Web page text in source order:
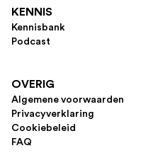
KENNIS
Kennisbank
Podcast
OVERIG
Algemene voorwaarden
Privacyverklaring
Cookiebeleid
FAQ